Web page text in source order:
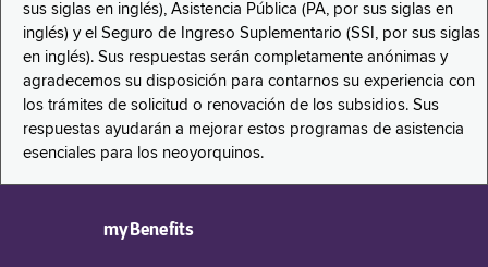
sus siglas en inglés), Asistencia Pública (PA, por sus siglas en
inglés) y el Seguro de Ingreso Suplementario (SSI, por sus siglas
en inglés). Sus respuestas serán completamente anónimas y
agradecemos su disposición para contarnos su experiencia con
los trámites de solicitud o renovación de los subsidios. Sus
respuestas ayudarán a mejorar estos programas de asistencia
esenciales para los neoyorquinos.
myBenefits